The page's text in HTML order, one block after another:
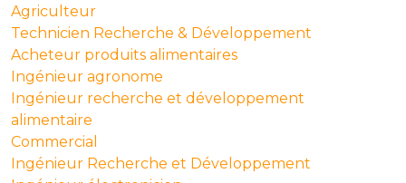
Agriculteur
Technicien Recherche & Développement
Acheteur produits alimentaires
Ingénieur agronome
Ingénieur recherche et développement
alimentaire
Commercial
Ingénieur Recherche et Développement